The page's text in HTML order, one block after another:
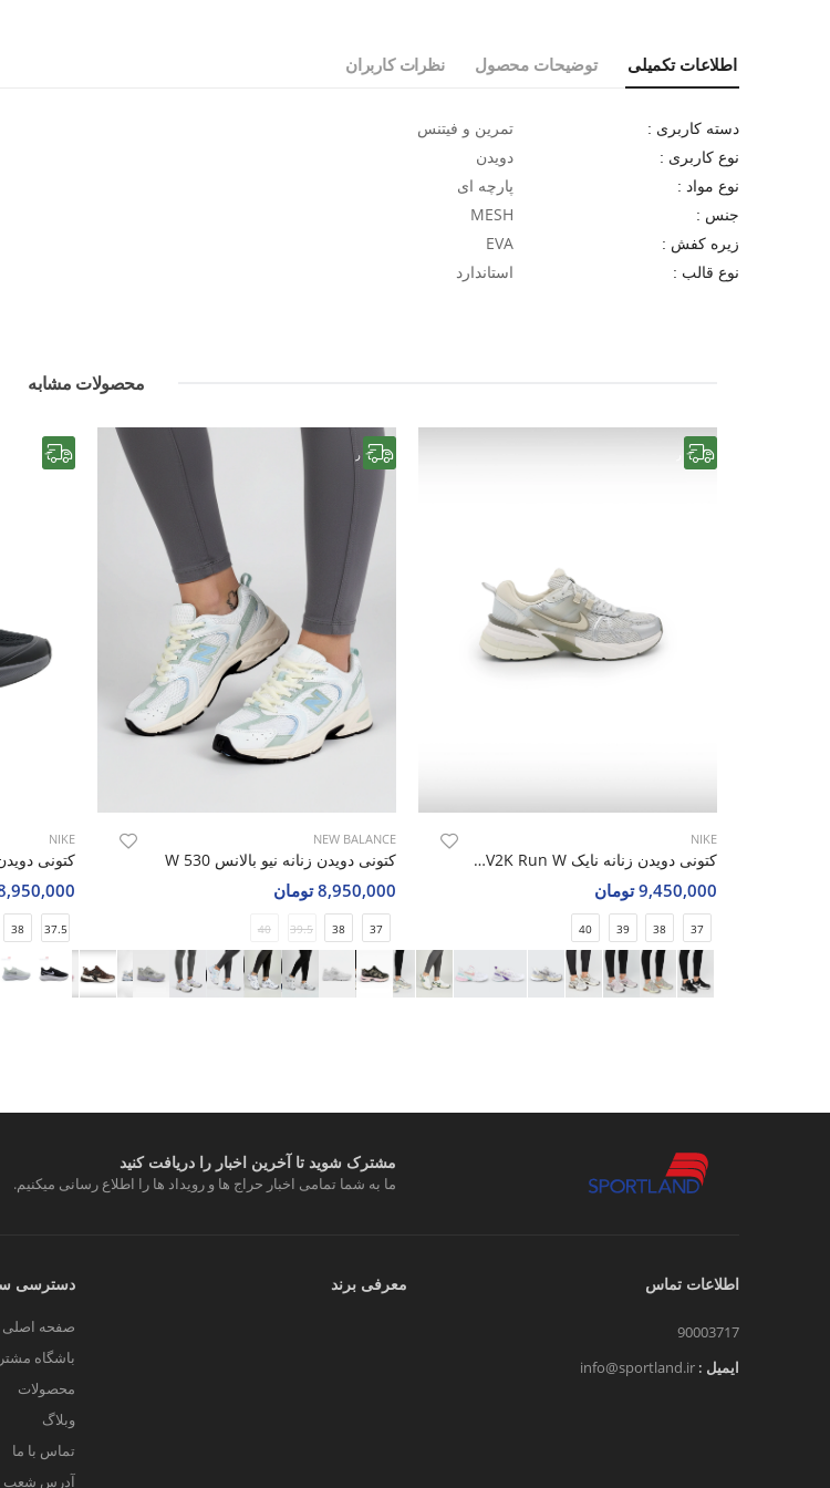
اطلاعات تکمیلی توضیحات محصول نظرات کاربران
دسته کاربری : تمرین و فیتنس
نوع کاربری : دویدن
نوع مواد : پارچه ای
جنس : MESH
زیره کفش : EVA
نوع قالب : استاندارد
محصولات مشابه
NIKE
کتونی دویدن زنانه نایک Nike V2K Run W
9,450,000 تومان
37
38
39
40
رایگان
NEW BALANCE
کتونی دویدن زنانه نیو بالانس 530 W
8,950,000 تومان
37
38
39.5
40
NIKE
8,950,000
37.5
38
مشترک شوید تا آخرین اخبار را دریافت کنید
ما به شما تمامی اخبار حراج ها و رویداد ها را اطلاع رسانی میکنیم.
اطلاعات تماس
90003717
ایمیل : info@sportland.ir
معرفی برند دسترسی
صفحه اصلی
باشگاه
محصولات
وبلاگ
تماس با ما
آدرس شعب